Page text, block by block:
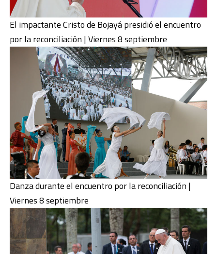
El impactante Cristo de Bojayá presidió el encuentro
por la reconciliación | Viernes 8 septiembre
Danza durante el encuentro por la reconciliación |
Viernes 8 septiembre